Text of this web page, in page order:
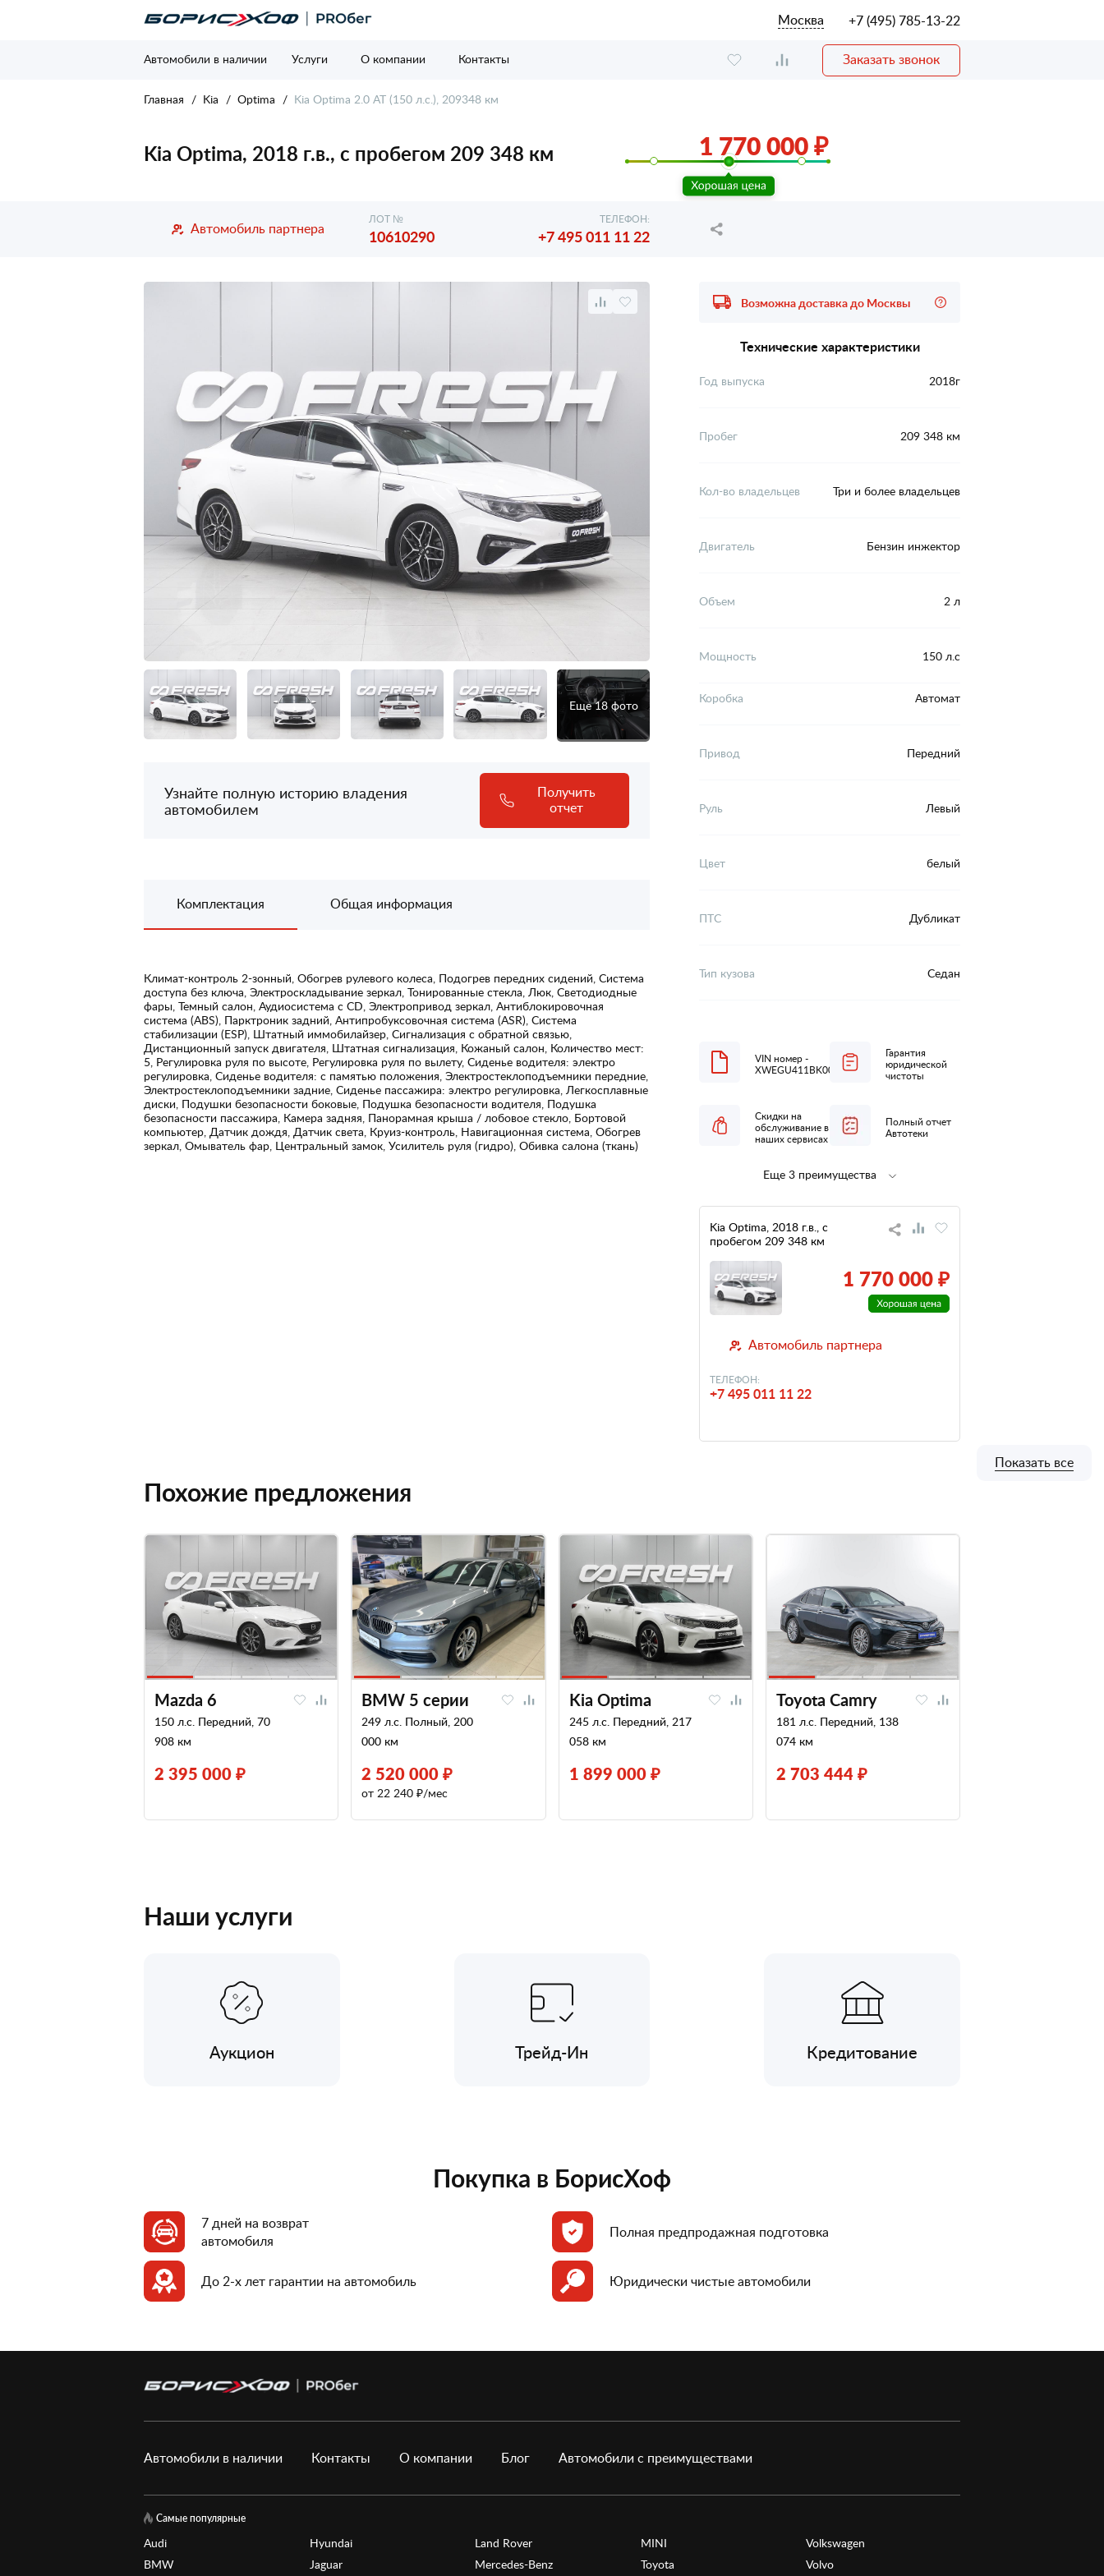
Москва +7 (495) 785-13-22
Автомобили в наличии Услуги О компании Контакты Заказать звонок
Главная Kia Optima Kia Optima 2.0 AT (150 л.с.), 209348 км
Kia Optima, 2018 г.в., с пробегом 209 348 км 1 770 000 ₽
Автомобиль партнера
ЛОТ №
10610290
ТЕЛЕФОН:
+7 495 011 11 22
Еще 18 фото
Узнайте полную историю владения
автомобилем
Получить
отчет
Комплектация Общая информация
Климат-контроль 2-зонный, Обогрев рулевого колеса, Подогрев передних сидений, Система
доступа без ключа, Электроскладывание зеркал, Тонированные стекла, Люк, Светодиодные
фары, Темный салон, Аудиосистема с CD, Электропривод зеркал, Антиблокировочная
система (ABS), Парктроник задний, Антипробуксовочная система (ASR), Система
стабилизации (ESP), Штатный иммобилайзер, Сигнализация с обратной связью,
Дистанционный запуск двигателя, Штатная сигнализация, Кожаный салон, Количество мест:
5, Регулировка руля по высоте, Регулировка руля по вылету, Сиденье водителя: электро
регулировка, Сиденье водителя: с памятью положения, Электростеклоподъемники передние,
Электростеклоподъемники задние, Сиденье пассажира: электро регулировка, Легкосплавные
диски, Подушки безопасности боковые, Подушка безопасности водителя, Подушка
безопасности пассажира, Камера задняя, Панорамная крыша / лобовое стекло, Бортовой
компьютер, Датчик дождя, Датчик света, Круиз-контроль, Навигационная система, Обогрев
зеркал, Омыватель фар, Центральный замок, Усилитель руля (гидро), Обивка салона (ткань)
Возможна доставка до Москвы
Технические характеристики
Год выпуска 2018г
Пробег 209 348 км
Кол-во владельцев Три и более владельцев
Двигатель Бензин инжектор
Объем 2 л
Мощность 150 л.с
Коробка Автомат
Привод Передний
Руль Левый
Цвет белый
ПТС Дубликат
Тип кузова Седан
VIN номер -
XWEGU411BK0009811
Гарантия
юридической
чистоты
Скидки на
обслуживание в
наших сервисах
Полный отчет
Автотеки
Полная
низкий
налог
Еще 3 преимущества
Kia Optima, 2018 г.в., с
пробегом 209 348 км
1 770 000 ₽
Автомобиль партнера
ТЕЛЕФОН:
+7 495 011 11 22
Похожие предложения
Mazda 6
150 л.с. Передний, 70
908 км
2 395 000 ₽
BMW 5 серии
249 л.с. Полный, 200
000 км
2 520 000 ₽
от 22 240 ₽/мес
Kia Optima
245 л.с. Передний, 217
058 км
1 899 000 ₽
Toyota Camry
181 л.с. Передний, 138
074 км
2 703 444 ₽
Показать все
Наши услуги
Аукцион Трейд-Ин Кредитование
Покупка в БорисХоф
7 дней на возврат
автомобиля
Полная предпродажная подготовка
До 2-х лет гарантии на автомобиль Юридически чистые автомобили
Автомобили в наличии Контакты О компании Блог Автомобили с преимуществами
Самые популярные
Audi
BMW
Hyundai
Jaguar
Land Rover
Mercedes-Benz
MINI
Toyota
Volkswagen
Volvo